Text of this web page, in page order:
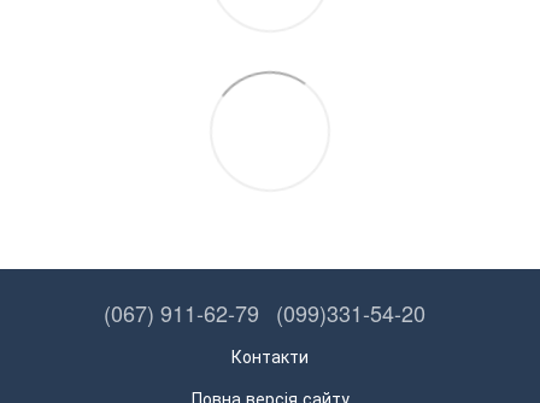
(067) 911-62-79 (099)331-54-20
Контакти
Повна версія сайту